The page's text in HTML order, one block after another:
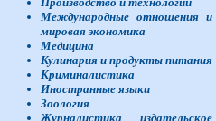
Международные отношения и
мировая экономика
Медицина
Кулинария и продукты питания
Криминалистика
Иностранные языки
Зоология
Журналистика издательское